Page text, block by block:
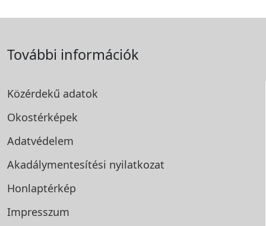
További információk
Közérdekű adatok
Okostérképek
Adatvédelem
Akadálymentesítési nyilatkozat
Honlaptérkép
Impresszum